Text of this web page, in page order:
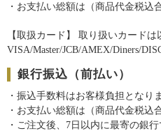
・お支払い総額は（商品代金税込
【取扱カード】 取り扱いカードは
VISA/Master/JCB/AMEX/Diners/
銀行振込（前払い）
・振込手数料はお客様負担となり
・お支払い総額は（商品代金税込
・ご注文後、7日以内に最寄の銀